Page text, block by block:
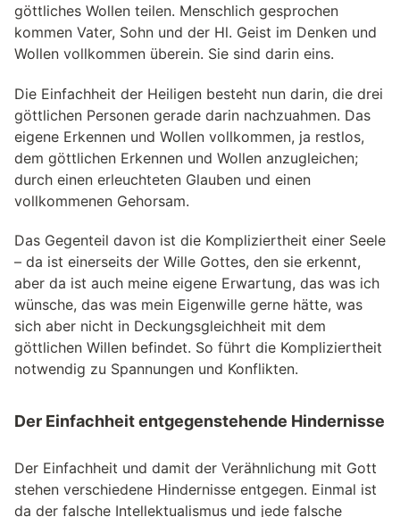
göttliches Wollen teilen. Menschlich gesprochen
kommen Vater, Sohn und der Hl. Geist im Denken und
Wollen vollkommen überein. Sie sind darin eins.
Die Einfachheit der Heiligen besteht nun darin, die drei
göttlichen Personen gerade darin nachzuahmen. Das
eigene Erkennen und Wollen vollkommen, ja restlos,
dem göttlichen Erkennen und Wollen anzugleichen;
durch einen erleuchteten Glauben und einen
vollkommenen Gehorsam.
Das Gegenteil davon ist die Kompliziertheit einer Seele
– da ist einerseits der Wille Gottes, den sie erkennt,
aber da ist auch meine eigene Erwartung, das was ich
wünsche, das was mein Eigenwille gerne hätte, was
sich aber nicht in Deckungsgleichheit mit dem
göttlichen Willen befindet. So führt die Kompliziertheit
notwendig zu Spannungen und Konflikten.
Der Einfachheit entgegenstehende Hindernisse
Der Einfachheit und damit der Verähnlichung mit Gott
stehen verschiedene Hindernisse entgegen. Einmal ist
da der falsche Intellektualismus und jede falsche